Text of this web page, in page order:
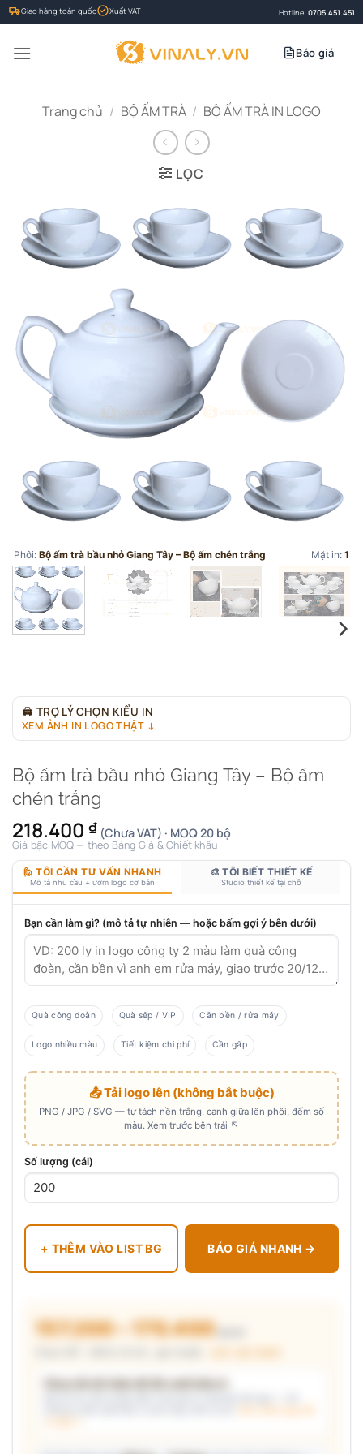
Bỏ
qua
nội
Giao hàng toàn quốc Xuất VAT Hotline: 0705.451.451
Báo giá
Trang chủ / BỘ ẤM TRÀ / BỘ ẤM TRÀ IN LOGO
LỌC
Phôi: Bộ ấm trà bầu nhỏ Giang Tây – Bộ ấm chén trắng Mặt in: 1
🖨 TRỢ LÝ CHỌN KIỂU IN
XEM ẢNH IN LOGO THẬT ↓
Bộ ấm trà bầu nhỏ Giang Tây – Bộ ấm
chén trắng
218.400 ₫ (Chưa VAT) · MOQ 20 bộ
Giá bậc MOQ — theo Bảng Giá & Chiết khấu
🙋 TÔI CẦN TƯ VẤN NHANH
Mô tả nhu cầu + ướm logo cơ bản
🎨 TÔI BIẾT THIẾT KẾ
Studio thiết kế tại chỗ
Bạn cần làm gì? (mô tả tự nhiên — hoặc bấm gợi ý bên dưới)
Quà công đoàn Quà sếp / VIP Cần bền / rửa máy
Logo nhiều màu Tiết kiệm chi phí Cần gấp
📤 Tải logo lên (không bắt buộc)
PNG / JPG / SVG — tự tách nền trắng, canh giữa lên phôi, đếm số
màu. Xem trước bên trái ↖
Số lượng (cái)
+ THÊM VÀO LIST BG BÁO GIÁ NHANH →
157.200 – 170.400